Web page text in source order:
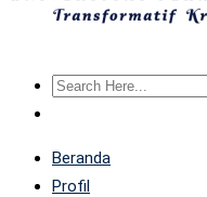
Beranda
Profil